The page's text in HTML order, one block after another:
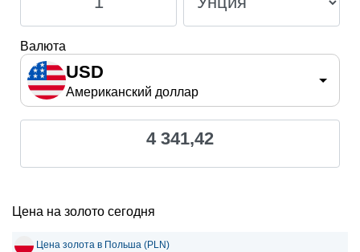
Валюта
USD
Американский доллар
4 341,42
Цена на золото сегодня
Цена золота в Польша (PLN)